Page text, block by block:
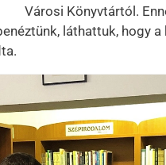
Városi Könyvtártól.
láthattuk, hogy